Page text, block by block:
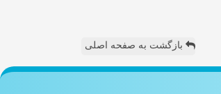
بازگشت به صفحه اصلی